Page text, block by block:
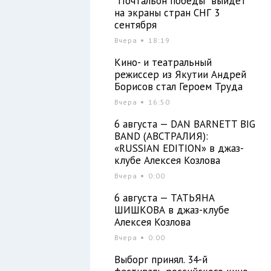
на экраны стран СНГ 3
сентября
Вчера 18:19
Кино- и театральный
режиссер из Якутии Андрей
Борисов стал Героем Труда
Вчера 16:50
6 августа — DAN BARNETT BIG
BAND (АВСТРАЛИЯ):
«RUSSIAN EDITION» в джаз-
клубе Алексея Козлова
Вчера 0:00
6 августа — ТАТЬЯНА
ШИШКОВА в джаз-клубе
Алексея Козлова
Вчера 0:00
Выборг принял. 34-й